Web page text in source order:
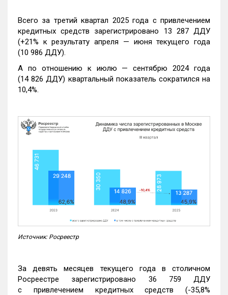
Всего за третий квартал 2025 года с привлечением
кредитных средств зарегистрировано 13 287 ДДУ
(+21% к результату апреля — июня текущего года
(10 986 ДДУ).
А по отношению к июлю — сентябрю 2024 года
(14 826 ДДУ) квартальный показатель сократился на
10,4%.
Источник: Росреестр
За девять месяцев текущего года в столичном
Росреестре зарегистрировано 36 759 ДДУ
с привлечением кредитных средств (-35,8%